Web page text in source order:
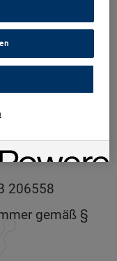
206558
ge­mäß §